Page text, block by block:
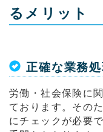
るメリット
正確な業務処
労働・社会保険に
ております。その
にチェックが必要